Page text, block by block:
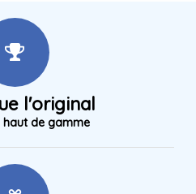
l'original
haut de gamme